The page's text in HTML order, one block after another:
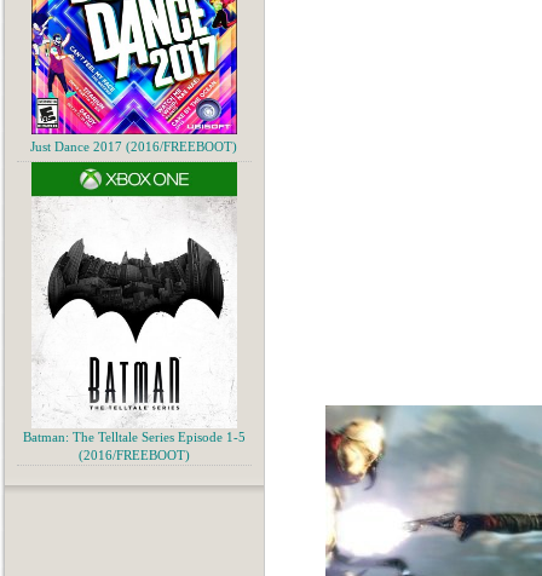
Just Dance 2017 (2016/FREEBOOT)
Batman: The Telltale Series Episode 1-5
(2016/FREEBOOT)